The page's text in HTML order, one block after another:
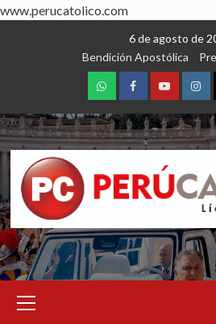
www.perucatolico.com
6 de agosto de
Bendición Apostólica
WhatsAppFacebookYoutube
Menu